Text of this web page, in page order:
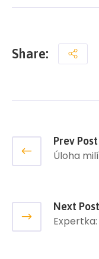
Share:
Prev Post
Úloha
Next Post